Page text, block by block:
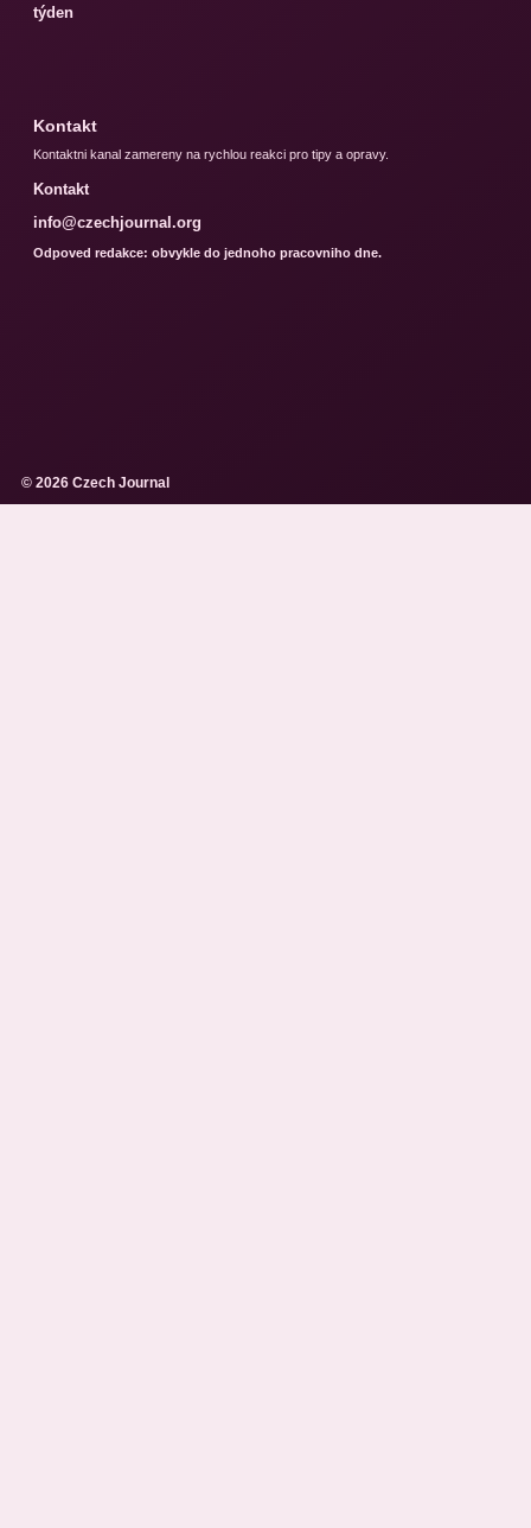
týden
Kontakt
Kontaktni kanal zamereny na rychlou reakci pro tipy a opravy.
Kontakt
info@czechjournal.org
Odpoved redakce: obvykle do jednoho pracovniho dne.
© 2026 Czech Journal